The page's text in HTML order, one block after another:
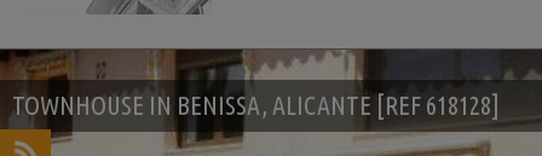
TOWNHOUSE IN BENISSA, ALICANTE [REF 618128]